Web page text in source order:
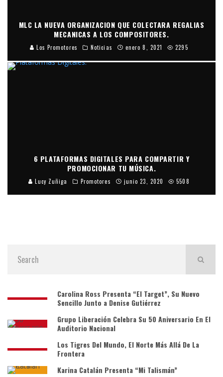
MLC LA NUEVA ORGANIZACION QUE COLECTARA REGALIAS
MECANICAS A LOS COMPOSITORES.
Los Promotores Noticias enero 8, 2021 2295
6 PLATAFORMAS DIGITALES PARA COMPARTIR Y
PROMOCIONAR TU MÚSICA.
Lucy Zuñiga Promotores junio 23, 2020 5508
Carolina Ross Presenta “El Target”, Su Nuevo
Sencillo Junto a Denise Gutiérrez
Grupo Liberación Celebra Su 50 Aniversario En El
Auditorio Nacional
Los Tigres Del Mundo, El Norte Más Allá De La
Frontera
Karina Catalán Presenta “Mi Talismán”